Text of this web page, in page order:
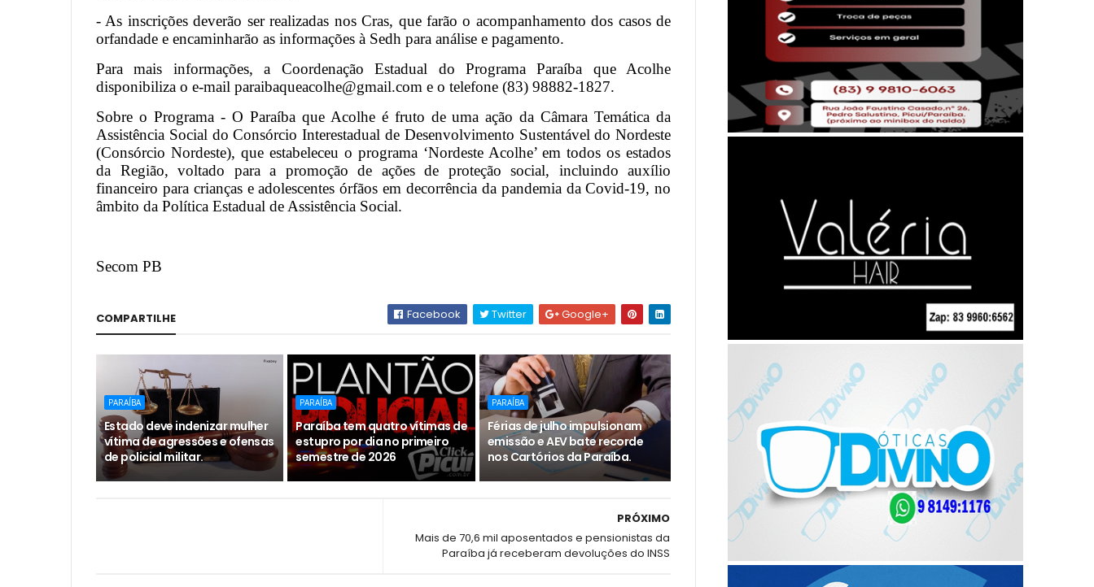
- As inscrições deverão ser realizadas nos Cras, que farão o acompanhamento dos casos de
orfandade e encaminharão as informações à Sedh para análise e pagamento.
Para mais informações, a Coordenação Estadual do Programa Paraíba que Acolhe
disponibiliza o e-mail paraibaqueacolhe@gmail.com e o telefone (83) 98882-1827.
Sobre o Programa - O Paraíba que Acolhe é fruto de uma ação da Câmara Temática da
Assistência Social do Consórcio Interestadual de Desenvolvimento Sustentável do Nordeste
(Consórcio Nordeste), que estabeleceu o programa ‘Nordeste Acolhe’ em todos os estados
da Região, voltado para a promoção de ações de proteção social, incluindo auxílio
financeiro para crianças e adolescentes órfãos em decorrência da pandemia da Covid-19, no
âmbito da Política Estadual de Assistência Social.
Secom PB
COMPARTILHE Facebook Twitter Google+
PARAÍBA
Estado deve indenizar mulher
vítima de agressões e ofensas
de policial militar.
PARAÍBA
Paraíba tem quatro vítimas de
estupro por dia no primeiro
semestre de 2026
PARAÍBA
Férias de julho impulsionam
emissão e AEV bate recorde
nos Cartórios da Paraíba.
PRÓXIMO
Mais de 70,6 mil aposentados e pensionistas da
Paraíba já receberam devoluções do INSS